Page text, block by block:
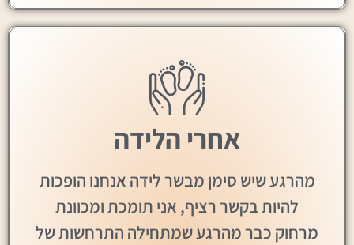
אחרי הלידה
מהרגע שיש סימן מבשר לידה אנחנו הופכות
להיות בקשר רציף, אני תומכת ומכוונת
מרחוק כבר מהרגע שמתחילה התרחשות של